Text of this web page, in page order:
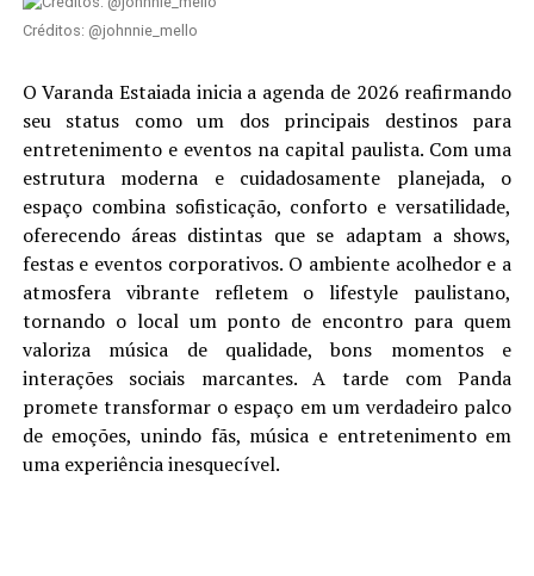
Créditos: @johnnie_mello
O Varanda Estaiada inicia a agenda de 2026 reafirmando
seu status como um dos principais destinos para
entretenimento e eventos na capital paulista. Com uma
estrutura moderna e cuidadosamente planejada, o
espaço combina sofisticação, conforto e versatilidade,
oferecendo áreas distintas que se adaptam a shows,
festas e eventos corporativos. O ambiente acolhedor e a
atmosfera vibrante refletem o lifestyle paulistano,
tornando o local um ponto de encontro para quem
valoriza música de qualidade, bons momentos e
interações sociais marcantes. A tarde com Panda
promete transformar o espaço em um verdadeiro palco
de emoções, unindo fãs, música e entretenimento em
uma experiência inesquecível.